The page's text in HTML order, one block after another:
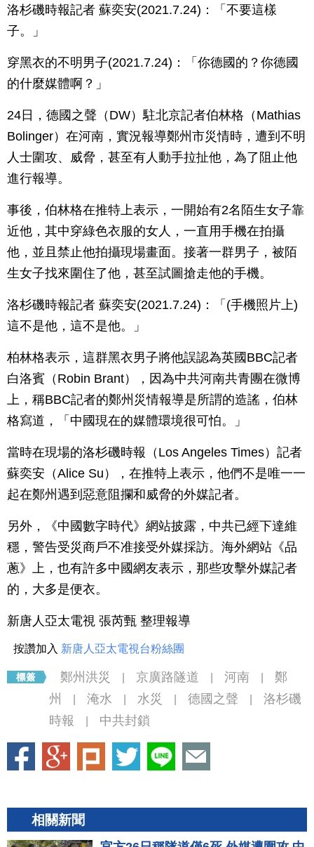
洛杉磯時報記者 蘇奕安(2021.7.24)：「不要這樣
子。」
穿黑衣的不明男子(2021.7.24)：「你德國的？你德國
的什麼媒體啊？」
24日，德國之聲（DW）駐北京記者伯林格（Mathias
Bolinger）在河南，實況報導鄭州市災情時，遭到不明
人士圍攻、威脅，甚至有人動手拉扯他，為了阻止他
進行報導。
事後，伯林格在推特上表示，一開始有2名陌生女子靠
近他，其中穿綠色衣服的女人，一直用手機在拍攝
他，並且禁止他拍攝現場畫面。接著一群男子，被陌
生女子找來圍住了他，甚至試圖搶走他的手機。
洛杉磯時報記者 蘇奕安(2021.7.24)：「(手機照片上)
這不是他，這不是他。」
柏林格表示，這群黑衣男子將他誤認為英國BBC記者
白洛賓（Robin Brant），因為中共河南共青團在微博
上，稱BBC記者的鄭州災情報導是所謂的造謠，伯林
格寫道，「中國現在的媒體環境很可怕。」
當時在現場的洛杉磯時報（Los Angeles Times）記者
蘇奕安（Alice Su），在推特上表示，他們不是唯一一
起在鄭州遇到惡意阻攔和威脅的外媒記者。
另外，《中國數字時代》網站披露，中共已經下達維
穩，警告受災商戶不准接受外媒採訪。海外網站《品
蔥》上，也有許多中國網友表示，那些攻擊外媒記者
的，大多是便衣。
新唐人亞太電視 張芮甄 整理報導
按讚加入 新唐人亞太電視台粉絲團
鄭州洪災 京廣路隧道 河南
鄭
州
淹水 水災 德國之聲
洛杉磯
時報
中共封鎖
相關新聞